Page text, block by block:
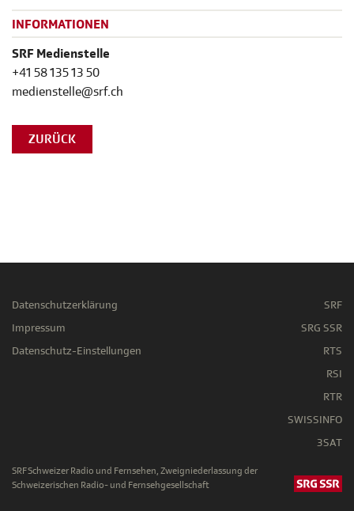
INFORMATIONEN
SRF Medienstelle
+41 58 135 13 50
medienstelle@srf.ch
ZURÜCK
Datenschutzerklärung
Impressum
Datenschutz-Einstellungen
SRF
SRG SSR
RTS
RSI
RTR
SWISSINFO
3SAT
SRF Schweizer Radio und Fernsehen, Zweigniederlassung der
Schweizerischen Radio- und Fernsehgesellschaft